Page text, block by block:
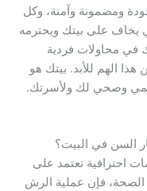
ومضمونة وآمنة، وكل
يخاف على بيتك ويحترمه
في محاولات فردية
الهم للأبد. بيتك هو
وصحي لك ولأسرتك.
السن في البيت؟
احترافية تعتمد على
فإن عملية الرش